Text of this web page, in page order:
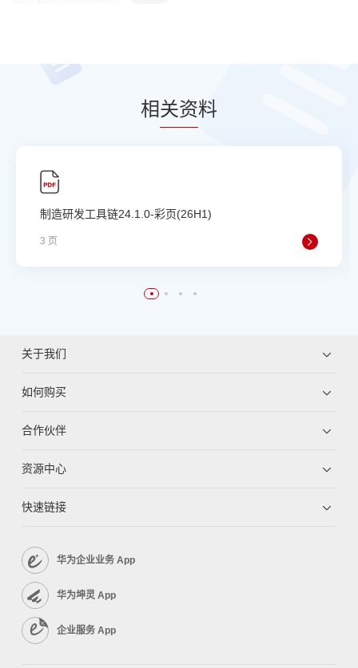
相关资料
制造研发工具链24.1.0-彩页(26H1)
3 页
关于我们
如何购买
合作伙伴
资源中心
快速链接
华为企业业务 App
华为坤灵 App
企业服务 App